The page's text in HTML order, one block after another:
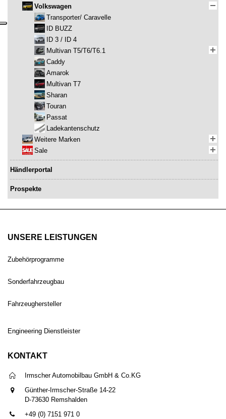
Volkswagen
Transporter/ Caravelle
ID BUZZ
ID 3 / ID 4
Multivan T5/T6/T6.1
Caddy
Amarok
Multivan T7
Sharan
Touran
Passat
Ladekantenschutz
Weitere Marken
Sale
Händlerportal
Prospekte
UNSERE LEISTUNGEN
Zubehörprogramme
Sonderfahrzeugbau
Fahrzeughersteller
Engineering Dienstleister
KONTAKT
Irmscher Automobilbau GmbH & Co.KG
Günther-Irmscher-Straße 14-22
D-73630 Remshalden
+49 (0) 7151 971 0